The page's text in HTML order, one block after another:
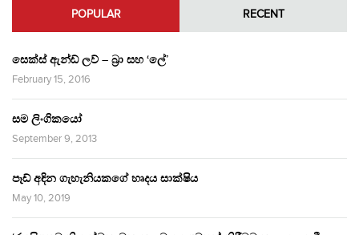
POPULAR RECENT
සෙක්ස් ඇන්ඩ් ලව් – බ්‍රා සහ ‘ලේ’
February 15, 2016
සම ලිංගිකයෝ
September 9, 2013
පෑඩ් අඳින ගැහැනියකගේ හෘදය සාක්ෂිය
May 10, 2019